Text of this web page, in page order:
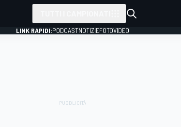
LINK RAPIDI:PODCASTNOTIZIEFOTOVIDEO